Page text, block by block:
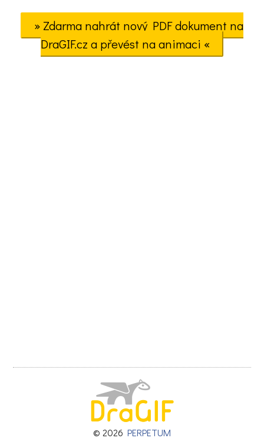
» Zdarma nahrát nový PDF dokument na
DraGIF.cz a převést na animaci «
© 2026 PERPETUM